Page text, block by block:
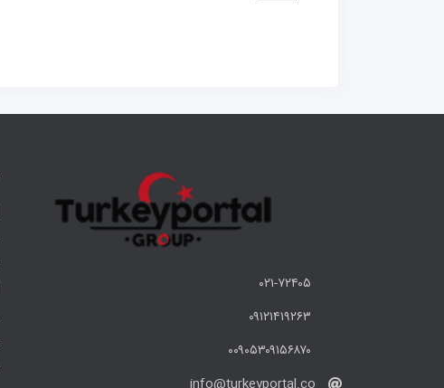
۰۲۱-۷۲۴۰۵
۰۹۱۲۱۴۱۹۲۶۳
۰۰۹۰۵۳۰۹۱۵۶۸۷۰